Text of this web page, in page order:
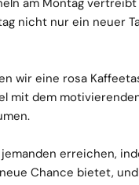
am Montag
nicht nur ein neuer
wir eine rosa
mit dem
erreichen,
Chance bietet,